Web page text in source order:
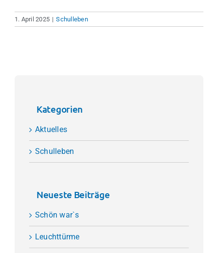
1. April 2025 | Schulleben
Kategorien
Aktuelles
Schulleben
Neueste Beiträge
Schön war`s
Leuchttürme